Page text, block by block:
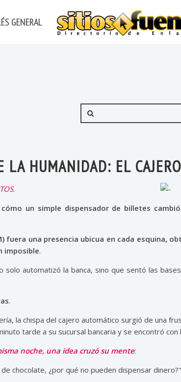
GENERAL
LA HUMANIDAD: EL
.
un simple dispensador de billetes
fuera una presencia ubicua en cada esquina,
imposible.
solo automatizó la banca, sino que sentó las
.
la chispa del cajero automático surgió de una
tarde a su sucursal bancaria y se encontró
noche, una idea cruzó su mente:
chocolate, ¿por qué no pueden dispensar dinero?"